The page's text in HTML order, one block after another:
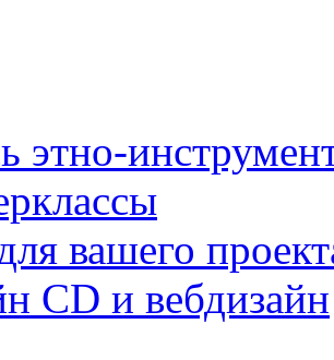
этно-
вашего
CD и вебдизайн